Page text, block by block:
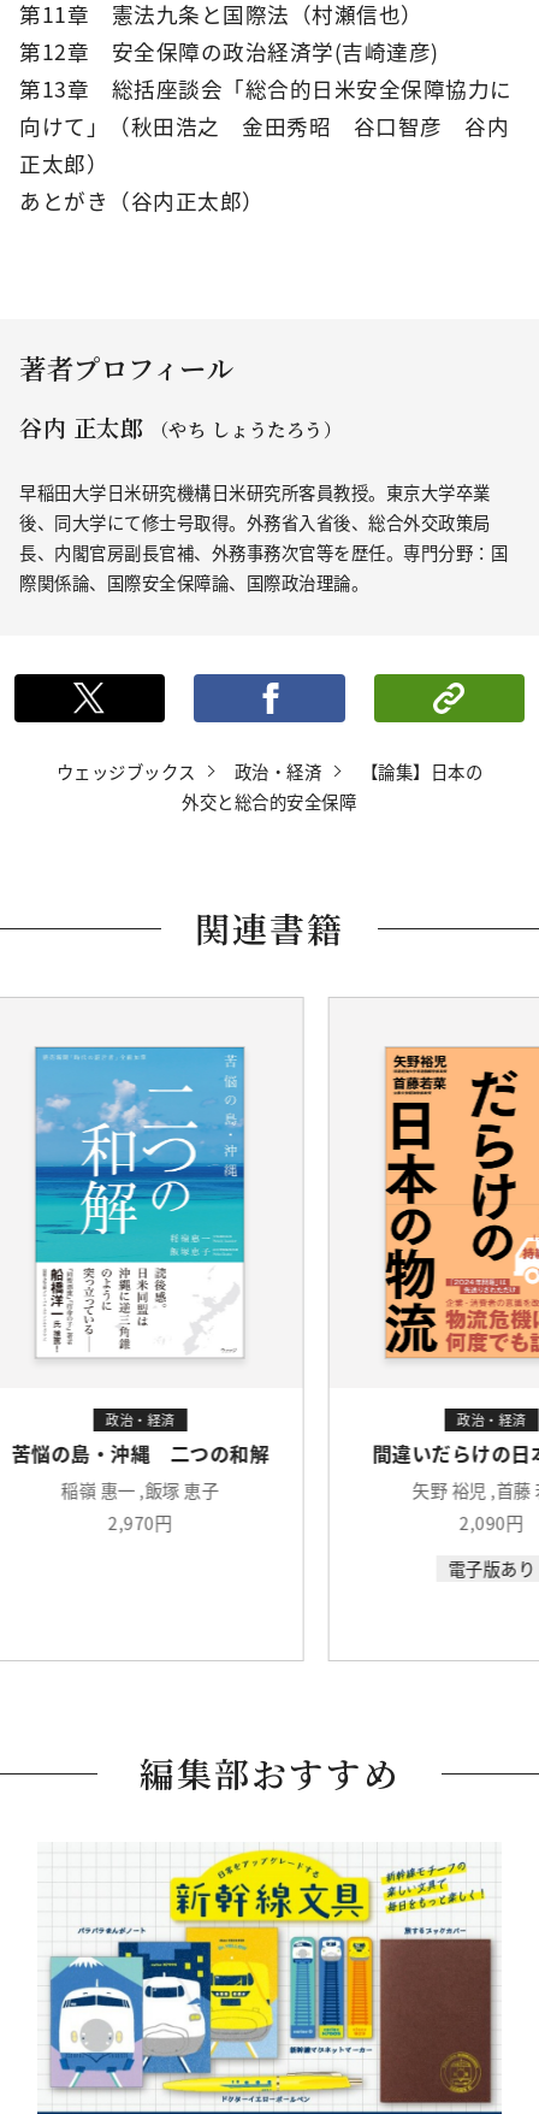
第11章 憲法九条と国際法（村瀬信也）
第12章 安全保障の政治経済学(吉崎達彦)
第13章 総括座談会「総合的日米安全保障協力に
向けて」（秋田浩之 金田秀昭 谷口智彦 谷内
正太郎）
あとがき（谷内正太郎）
著者プロフィール
谷内 正太郎 （やち しょうたろう）
早稲田大学日米研究機構日米研究所客員教授。東京大学卒業
後、同大学にて修士号取得。外務省入省後、総合外交政策局
長、内閣官房副長官補、外務事務次官等を歴任。専門分野：国
際関係論、国際安全保障論、国際政治理論。
ポストする シ
ウェッジブックス 政治・経済
【論集】日本の
外交と総合的安全保障
関連書籍
和解 間違いだらけの日本の物流
矢野 裕児 ,首藤 若菜
編集部おすすめ